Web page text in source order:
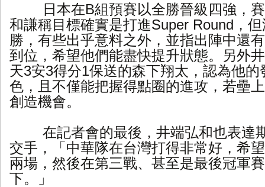
日本在B組預賽以全勝晉級四強，
和謙稱目標確實是打進Super Round，
勝，有些出乎意料之外，並指出陣中還
到位，希望他們能盡快提升狀態。另外
天3安3得分1保送的森下翔太，認為他
色，且不僅能把握得點圈的進攻，若壘
創造機會。
在記者會的最後，井端弘和也表達
交手，「中華隊在台灣打得非常好，希
兩場，然後在第三戰、甚至是最後冠軍
下。」